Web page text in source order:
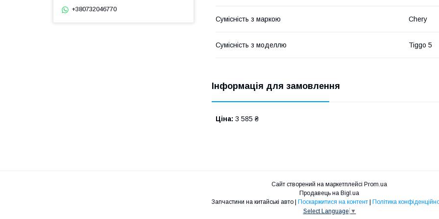
Сумісність з маркою Chery
Сумісність з моделлю Tiggo 5
Інформація для замовлення
Ціна: 3 585 ₴
+380732046770
Сайт створений на маркетплейсі Prom.ua
Продавець на Bigl.ua
Запчастини на китайські авто | Поскаржитися на контент | Політика
Select Language ▼